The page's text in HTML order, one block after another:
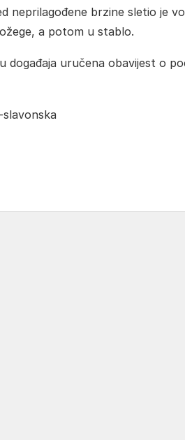
neprilagođene brzine sletio je
a potom u stablo.
događaja uručena obavijest o